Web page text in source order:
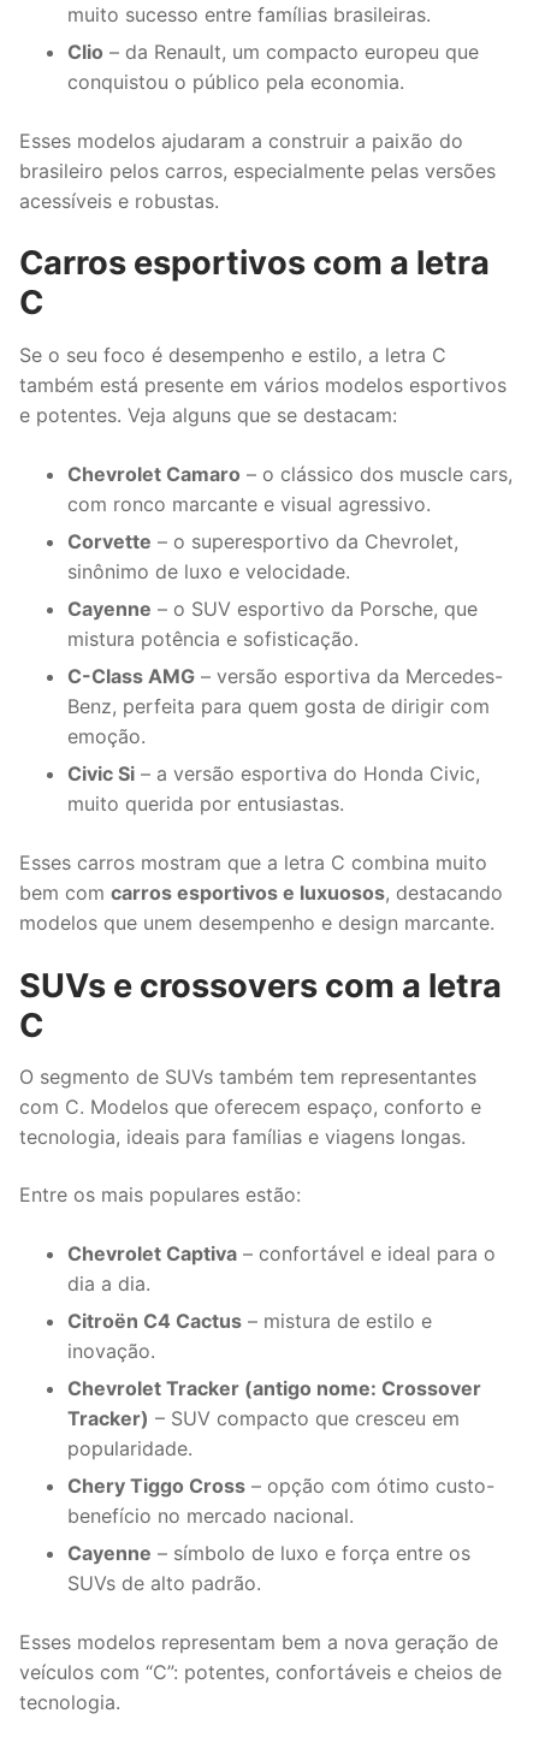
muito sucesso entre famílias brasileiras.
Clio – da Renault, um compacto europeu que
conquistou o público pela economia.
Esses modelos ajudaram a construir a paixão do
brasileiro pelos carros, especialmente pelas versões
acessíveis e robustas.
Carros esportivos com a letra
C
Se o seu foco é desempenho e estilo, a letra C
também está presente em vários modelos esportivos
e potentes. Veja alguns que se destacam:
Chevrolet Camaro – o clássico dos muscle cars,
com ronco marcante e visual agressivo.
Corvette – o superesportivo da Chevrolet,
sinônimo de luxo e velocidade.
Cayenne – o SUV esportivo da Porsche, que
mistura potência e sofisticação.
C-Class AMG – versão esportiva da Mercedes-
Benz, perfeita para quem gosta de dirigir com
emoção.
Civic Si – a versão esportiva do Honda Civic,
muito querida por entusiastas.
Esses carros mostram que a letra C combina muito
bem com carros esportivos e luxuosos, destacando
modelos que unem desempenho e design marcante.
SUVs e crossovers com a letra
C
O segmento de SUVs também tem representantes
com C. Modelos que oferecem espaço, conforto e
tecnologia, ideais para famílias e viagens longas.
Entre os mais populares estão:
Chevrolet Captiva – confortável e ideal para o
dia a dia.
Citroën C4 Cactus – mistura de estilo e
inovação.
Chevrolet Tracker (antigo nome: Crossover
Tracker) – SUV compacto que cresceu em
popularidade.
Chery Tiggo Cross – opção com ótimo custo-
benefício no mercado nacional.
Cayenne – símbolo de luxo e força entre os
SUVs de alto padrão.
Esses modelos representam bem a nova geração de
veículos com “C”: potentes, confortáveis e cheios de
tecnologia.